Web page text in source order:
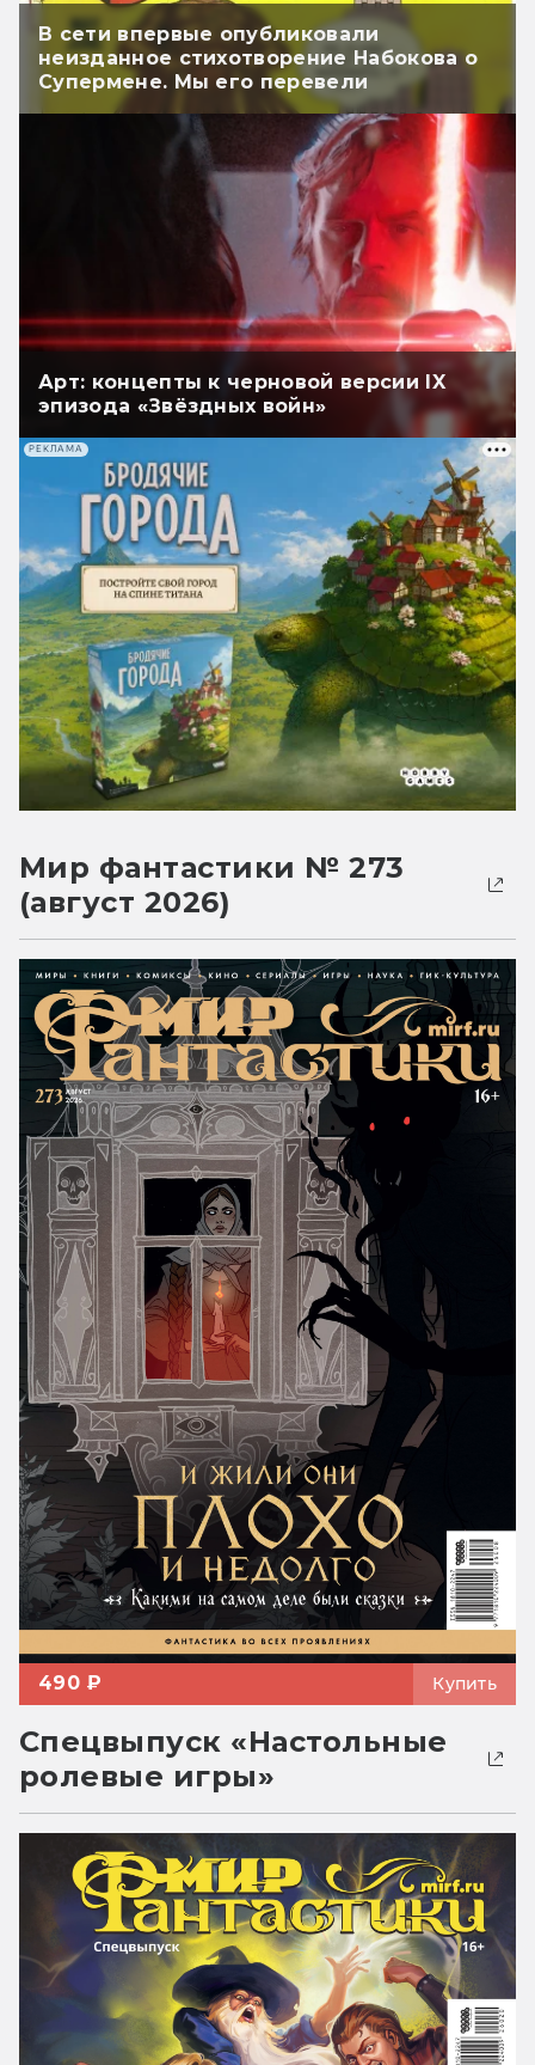
В сети впервые опубликовали
неизданное стихотворение Набокова о
Супермене. Мы его перевели
Арт: концепты к черновой версии IX
эпизода «Звёздных войн»
РЕКЛАМА
Мир фантастики № 273
(август 2026)
490 ₽ Купить
Спецвыпуск «Настольные
ролевые игры»